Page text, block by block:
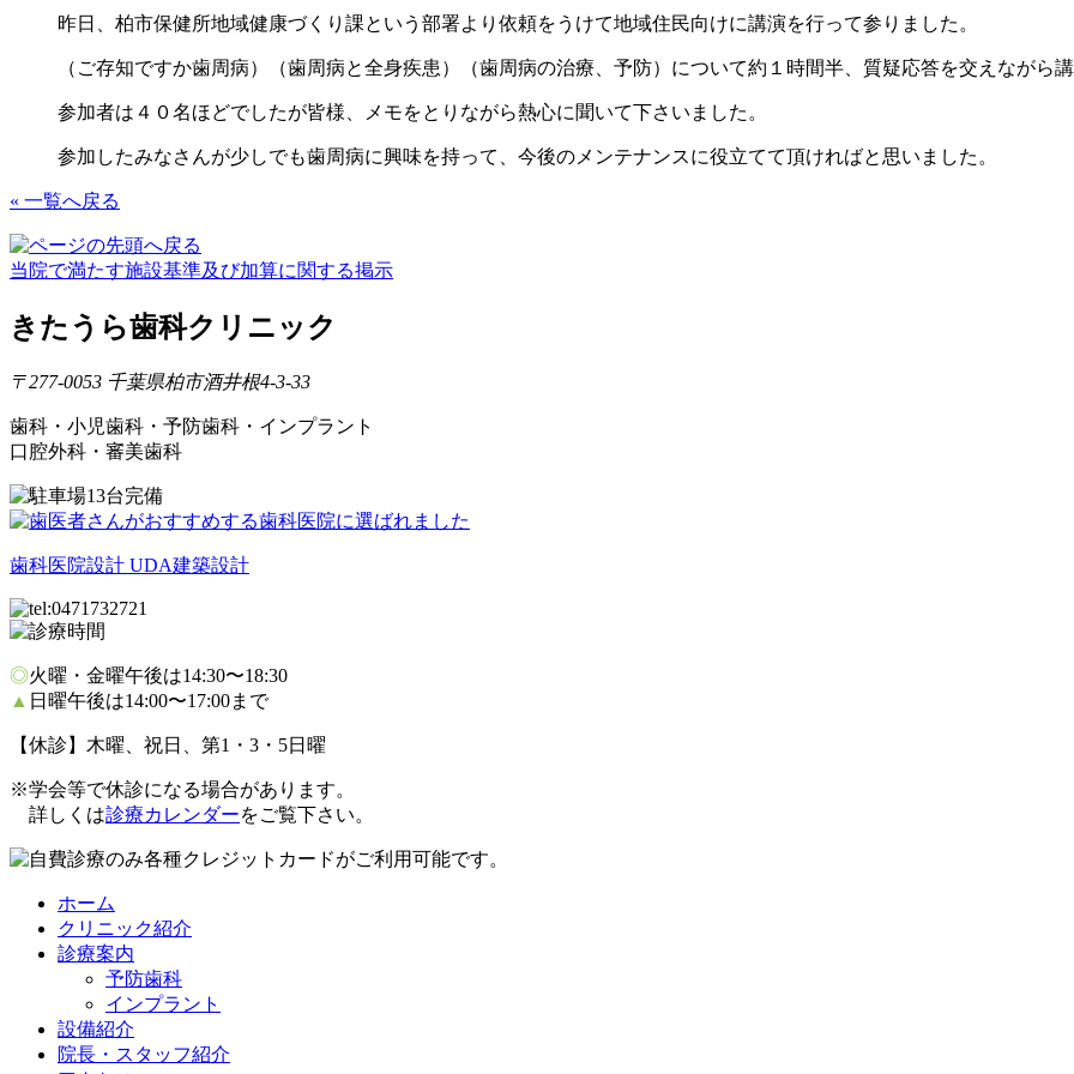
昨日、柏市保健所地域健康づくり課という部署より依頼をうけて地域住民向けに講演を行って参りました。
（ご存知ですか歯周病）（歯周病と全身疾患）（歯周病の治療、予防）について約１時間半、質疑応答を交えながら
参加者は４０名ほどでしたが皆様、メモをとりながら熱心に聞いて下さいました。
参加したみなさんが少しでも歯周病に興味を持って、今後のメンテナンスに役立てて頂ければと思いました。
« 一覧へ戻る
当院で満たす施設基準及び加算に関する掲示
きたうら歯科クリニック
〒277-0053 千葉県柏市酒井根4-3-33
歯科・小児歯科・予防歯科・インプラント
口腔外科・審美歯科
歯科医院設計 UDA建築設計
◎火曜・金曜午後は14:30〜18:30
▲ 日曜午後は14:00〜17:00まで
【休診】木曜、祝日、第1・3・5日曜
※学会等で休診になる場合があります。
詳しくは診療カレンダーをご覧下さい。
ホーム
クリニック紹介
診療案内
予防歯科
インプラント
設備紹介
院長・スタッフ紹介